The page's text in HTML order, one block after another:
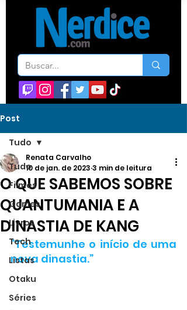
Post
Tudo
Filmes
Games
Livros
Tech
Listas
Otaku
Séries
Tudo
O QUE SABEMOS SOBRE
QUANTUMANIA E A
DINASTIA DE KANG
Renata Carvalho
10 de jan. de 2023 3 min de leitura
“Testemunhe o início de uma
nova dinastia.”